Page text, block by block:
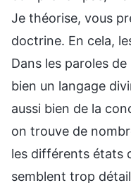
Je théorise, vous
doctrine. En cela,
Dans les paroles
bien un langage
aussi bien de la
on trouve de
les différents états
semblent trop